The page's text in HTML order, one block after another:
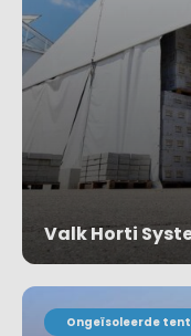
Valk Horti
Ongeïsoleerde